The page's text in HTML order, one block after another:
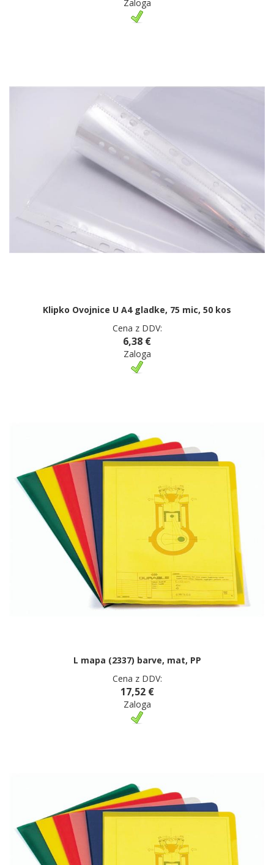
Zaloga
Klipko Ovojnice U A4 gladke, 75 mic, 50 kos
Cena z DDV:
6,38 €
Zaloga
L mapa (2337) barve, mat, PP
Cena z DDV:
17,52 €
Zaloga